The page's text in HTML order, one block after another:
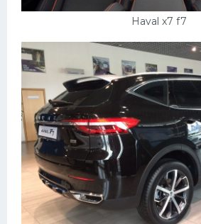
Haval x7 f7